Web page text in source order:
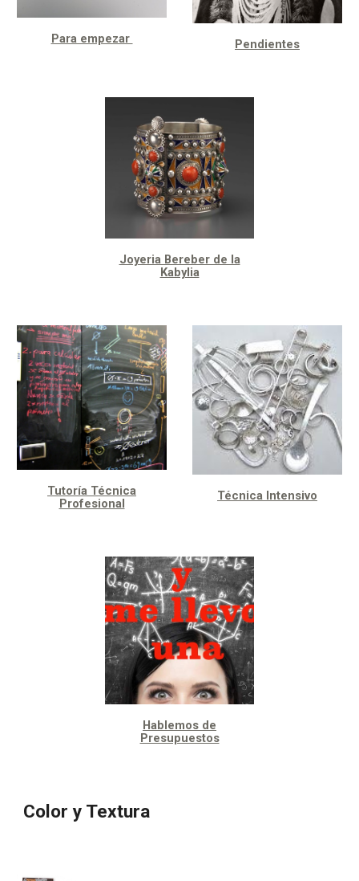
Para empezar Pendientes
Joyeria Bereber de la
Kabylia
Tutoría Técnica
Profesional
Técnica Intensivo
Hablemos de
Presupuestos
Color y Textura